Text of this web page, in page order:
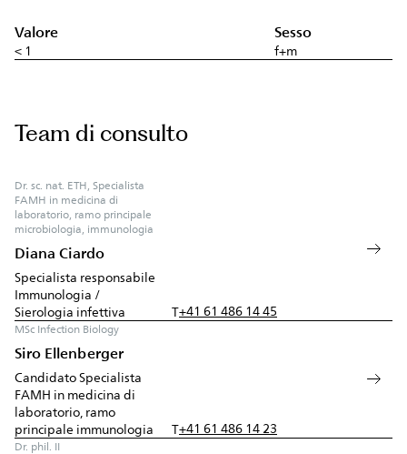
Valore Sesso
< 1 f+m
Team di consulto
Dr. sc. nat. ETH, Specialista
FAMH in medicina di
laboratorio, ramo principale
microbiologia, immunologia
Diana Ciardo
Specialista responsabile
Immunologia /
Sierologia infettiva
T+41 61 486 14 45
MSc Infection Biology
Siro Ellenberger
Candidato Specialista
FAMH in medicina di
laboratorio, ramo
principale immunologia
T+41 61 486 14 23
Dr. phil. II